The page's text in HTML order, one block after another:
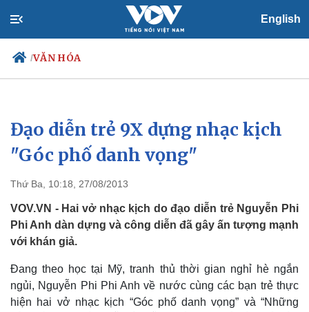
English
/VĂN HÓA
Chính trị
Đảng
Tổ chức nhân sự
Nhận diện sự thật
Xã hội
Tin 24h
Dự báo thời tiết
Việc làm
Biển đảo
Đạo diễn trẻ 9X dựng nhạc kịch
"Góc phố danh vọng"
Thứ Ba, 10:18, 27/08/2013
VOV.VN - Hai vở nhạc kịch do đạo diễn trẻ Nguyễn Phi
Phi Anh dàn dựng và công diễn đã gây ấn tượng mạnh
với khán giả.
Đang theo học tại Mỹ, tranh thủ thời gian nghỉ hè ngắn
ngủi, Nguyễn Phi Phi Anh về nước cùng các bạn trẻ thực
hiện hai vở nhạc kịch “Góc phố danh vọng” và “Những